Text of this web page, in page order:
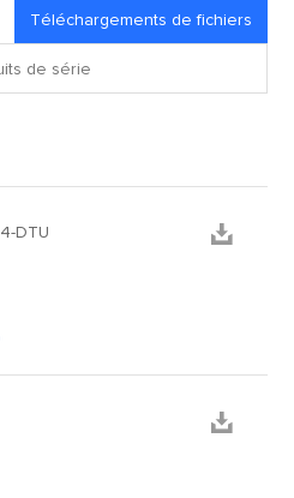
Téléchargements de fichiers
de série
DTU 
